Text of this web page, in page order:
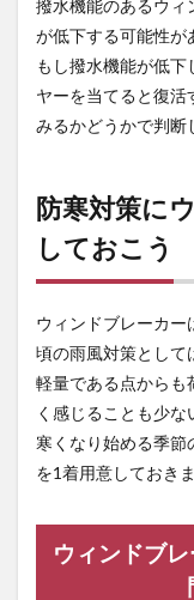
撥水機能のあるウィ
が低下する可能性が
もし撥水機能が低
ヤーを当てると復活
みるかどうかで判断
防寒対策に
しておこう
ウィンドブレーカー
頃の雨風対策として
軽量である点からも
く感じることも少な
寒くなり始める季節
を1着用意しておきま
ウィンドブ